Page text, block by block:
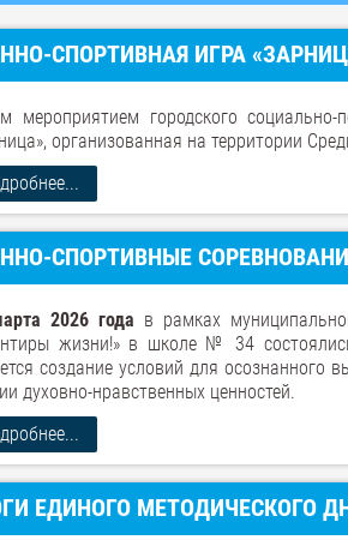
СПОРТИВНАЯ ИГРА
мероприятием городского социально-
организованная на территории
СПОРТИВНЫЕ
2026 года в рамках
жизни!» в школе № 34
создание условий для
духовно-нравственных ценностей.
ЕДИНОГО МЕТОДИЧЕСКОГО